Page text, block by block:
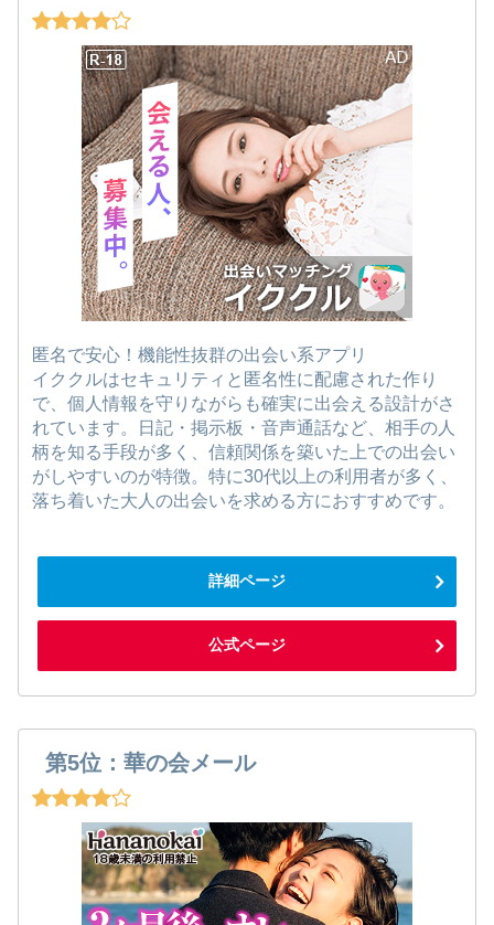
匿名で安心！機能性抜群の出会い系アプリ
イククルはセキュリティと匿名性に配慮された作り
で、個人情報を守りながらも確実に出会える設計がさ
れています。日記・掲示板・音声通話など、相手の人
柄を知る手段が多く、信頼関係を築いた上での出会い
がしやすいのが特徴。特に30代以上の利用者が多く、
落ち着いた大人の出会いを求める方におすすめです。
詳細ページ
公式ページ
第5位：華の会メール